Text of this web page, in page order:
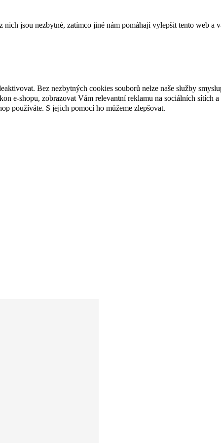
jsou nezbytné, zatímco jiné nám pomáhají vylepšit tento web a
Bez nezbytných cookies souborů nelze naše služby
e-shopu, zobrazovat Vám relevantní reklamu na sociálních sítích
používáte. S jejich pomocí ho můžeme zlepšovat.